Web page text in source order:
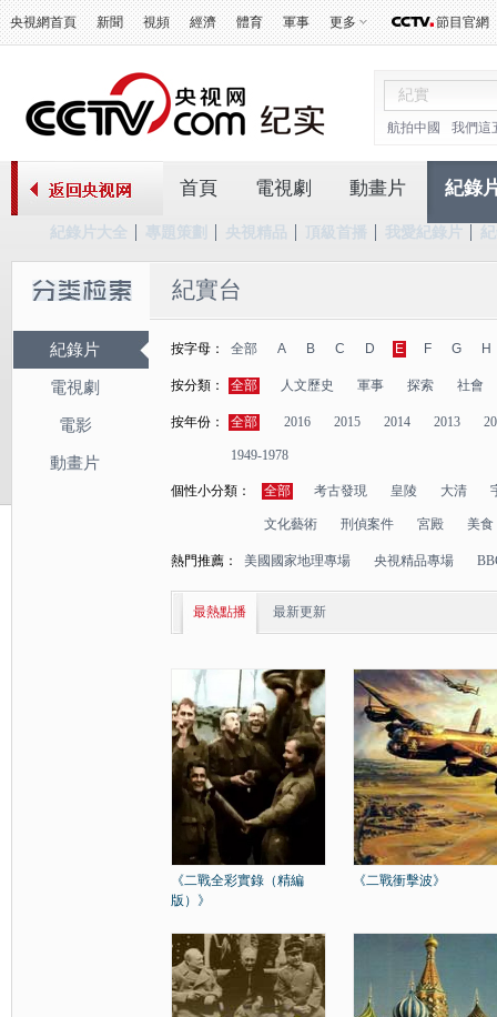
央視網首頁 新聞 視頻 經濟 體育 軍事 更多 節目官網
航拍中國 我們這
首頁 電視劇 動畫片 紀錄
紀錄片大全 專題策劃 央視精品 頂級首播 我愛紀錄片
紀錄片
電視劇
電影
動畫片
紀實台
按字母： 全部 A B C D E F G H
按分類： 全部 人文歷史 軍事 探索 社會
按年份： 全部 2016 2015 2014 2013
1949-1978
個性小分類： 全部 考古發現 皇陵 大清
文化藝術 刑偵案件 宮殿 美食
熱門推薦： 美國國家地理專場 央視精品專場
最熱點播 最新更新
《二戰全彩實錄（精編
版）》
《二戰衝擊波》